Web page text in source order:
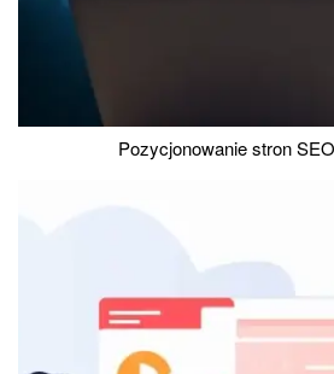
Pozycjonowanie stron